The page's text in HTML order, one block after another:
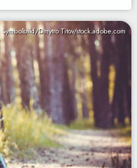
Symbolbild/Dmytro Titov/stock.adobe.com